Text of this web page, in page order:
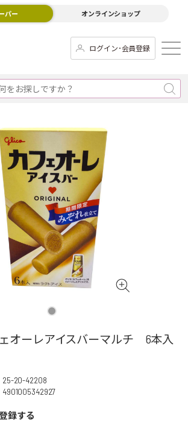
パー オンラインショップ
ログイン･会員登録
オーレアイスバーマルチ 6本入
25-20-42208
4901005342927
録する